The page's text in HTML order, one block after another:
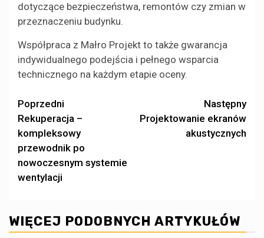
dotyczące bezpieczeństwa, remontów czy zmian w
przeznaczeniu budynku.
Współpraca z Małro Projekt to także gwarancja
indywidualnego podejścia i pełnego wsparcia
technicznego na każdym etapie oceny.
Zobacz
wpisy
Poprzedni
Rekuperacja –
kompleksowy
przewodnik po
nowoczesnym systemie
wentylacji
Następny
Projektowanie ekranów
akustycznych
WIĘCEJ PODOBNYCH ARTYKUŁÓW